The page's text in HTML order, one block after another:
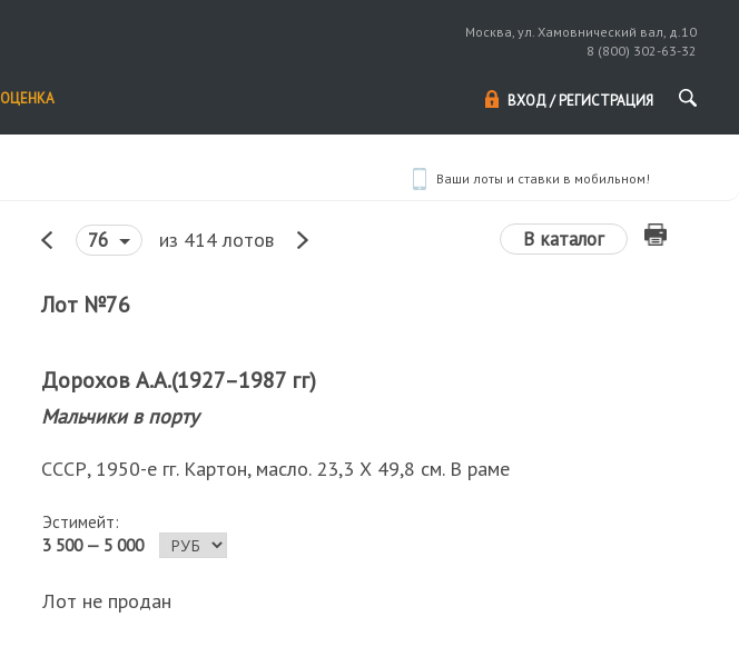
Москва, ул. Хамовнический вал, д.10
8 (800) 302-63-32
ОЦЕНКА ВХОД / РЕГИСТРАЦИЯ
Ваши лоты и ставки в мобильном!
76 из 414 лотов В каталог
Лот №76
Дорохов А.А.(1927–1987 гг)
Мальчики в порту
СССР, 1950-е гг. Картон, масло. 23,3 Х 49,8 см. В раме
Эстимейт:
3 500 — 5 000
Лот не продан